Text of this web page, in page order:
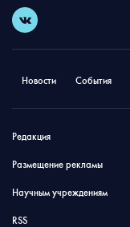
Новости События
Редакция
Размещение рекламы
Научным учреждениям
RSS